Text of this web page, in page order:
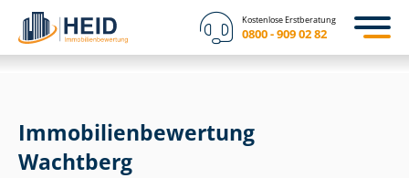
Kostenlose Erstberatung
0800 - 909 02 82
Immobilien­bewertung
Wachtberg